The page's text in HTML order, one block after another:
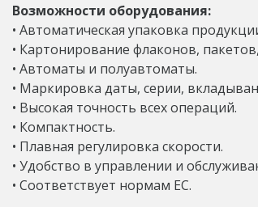
Возможности оборудования:
• Автоматическая упаковка
• Картонирование флаконов,
• Автоматы и полуавтоматы.
• Маркировка даты, серии,
• Высокая точность всех операций.
• Компактность.
• Плавная регулировка скорости.
• Удобство в управлении и
• Соответствует нормам ЕС.